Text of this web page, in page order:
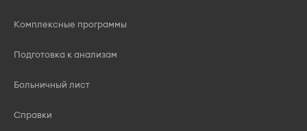
Комплексные программы
Подготовка к анализам
Больничный лист
Справки